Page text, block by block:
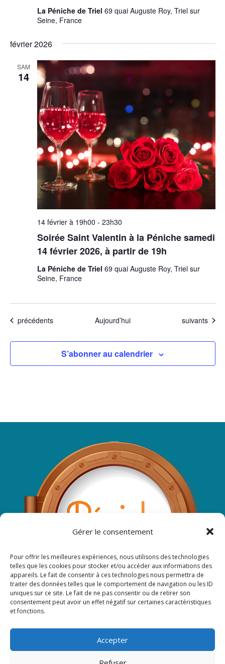
Gérer le consentement
Pour offrir les meilleures expériences, nous utilisons des technologies
telles que les cookies pour stocker et/ou accéder aux informations des
appareils. Le fait de consentir à ces technologies nous permettra de
traiter des données telles que le comportement de navigation ou les ID
uniques sur ce site. Le fait de ne pas consentir ou de retirer son
consentement peut avoir un effet négatif sur certaines caractéristiques
et fonctions.
Accepter
La Péniche de Triel 69 quai Auguste Roy, Triel sur
Seine, France
février 2026
SAM
14
Soirée Saint Valentin à la Péniche samedi
14 février 2026, à partir de 19h
14 février à 19h00 - 23h30
La Péniche de Triel 69 quai Auguste Roy, Triel sur
Seine, France
Évènements
précédents Aujourd’hui Évènements
suivants
S’abonner au calendrier
Suivez-nous sur Facebook ...